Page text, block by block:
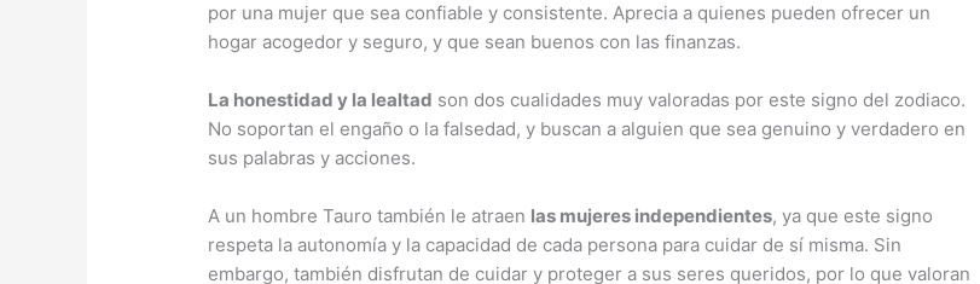
por una mujer que sea confiable y consistente. Aprecia a quienes pueden ofrecer un
hogar acogedor y seguro, y que sean buenos con las finanzas.
La honestidad y la lealtad son dos cualidades muy valoradas por este signo del zodiaco.
No soportan el engaño o la falsedad, y buscan a alguien que sea genuino y verdadero en
sus palabras y acciones.
A un hombre Tauro también le atraen las mujeres independientes, ya que este signo
respeta la autonomía y la capacidad de cada persona para cuidar de sí misma. Sin
embargo, también disfrutan de cuidar y proteger a sus seres queridos, por lo que valoran